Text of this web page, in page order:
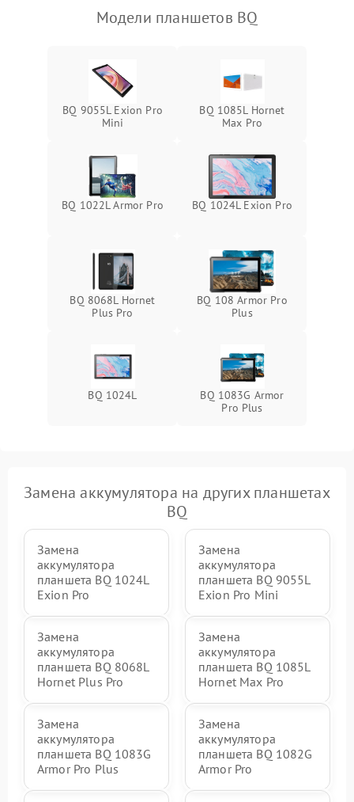
Сенсорное управление
Проблемы с механикой
Кнопки и органы управления
Модели планшетов BQ
BQ 9055L Exion Pro
Mini
BQ 1085L Hornet
Max Pro
BQ 1022L Armor Pro BQ 1024L Exion Pro
BQ 8068L Hornet
Plus Pro
BQ 108 Armor Pro
Plus
BQ 1024L
BQ 1083G Armor
Pro Plus
Замена аккумулятора на других планшетах
BQ
Замена
аккумулятора
планшета BQ 1024L
Exion Pro
Замена
аккумулятора
планшета BQ 9055L
Exion Pro Mini
Замена
аккумулятора
планшета BQ 8068L
Hornet Plus Pro
Замена
аккумулятора
планшета BQ 1085L
Hornet Max Pro
Замена
аккумулятора
планшета BQ 1083G
Armor Pro Plus
Замена
аккумулятора
планшета BQ 1082G
Armor Pro